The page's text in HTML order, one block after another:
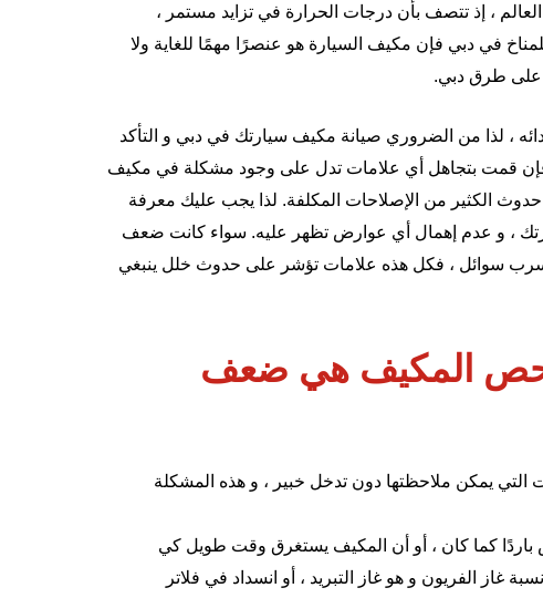
، إذ تتصف بأن درجات الحرارة في تزايد مستمر ،
في دبي فإن مكيف السيارة هو عنصرًا مهمًا للغاية ولا
على طرق دبي.
، لذا من الضروري صيانة مكيف سيارتك في دبي و التأكد
فإن قمت بتجاهل أي علامات تدل على وجود مشكلة في مكيف
حدوث الكثير من الإصلاحات المكلفة. لذا يجب عليك معرفة
، و عدم إهمال أي عوارض تظهر عليه. سواء كانت ضعف
تسرب سوائل ، فكل هذه علامات تؤشر على حدوث خلل ينبغي
فحص المكيف هي ضعف
التي يمكن ملاحظتها دون تدخل خبير ، و هذه المشكلة
باردًا كما كان ، أو أن المكيف يستغرق وقت طويل كي
غاز الفريون و هو غاز التبريد ، أو انسداد في فلاتر